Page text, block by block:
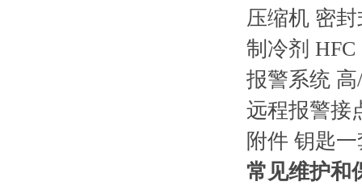
压缩机 密
制冷剂 HFC
报警系统
远程报警接
附件 钥匙
常见维护和